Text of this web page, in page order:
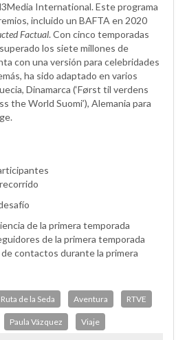
International. Este programa
incluido un BAFTA en 2020
Factual. Con cinco temporadas
los siete millones de
con una versión para celebridades
ha sido adaptado en varios
Dinamarca (‘Først til verdens
the World Suomi’), Alemania para
de la primera temporada
de la primera temporada
contactos durante la primera
Ruta de la Seda Aventura RTVE
Paula Vázquez Viaje